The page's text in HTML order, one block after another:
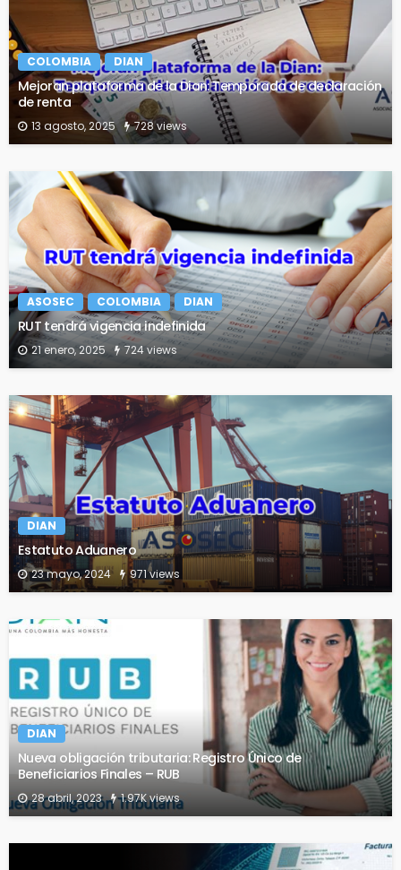
COLOMBIA DIAN
Mejoran plataforma de la Dian: Temporada de declaración
de renta
13 agosto, 2025 728 views
ASOSEC COLOMBIA DIAN
RUT tendrá vigencia indefinida
21 enero, 2025 724 views
DIAN
Estatuto Aduanero
23 mayo, 2024 971 views
DIAN
Nueva obligación tributaria: Registro Único de
Beneficiarios Finales – RUB
28 abril, 2023 1.97K views